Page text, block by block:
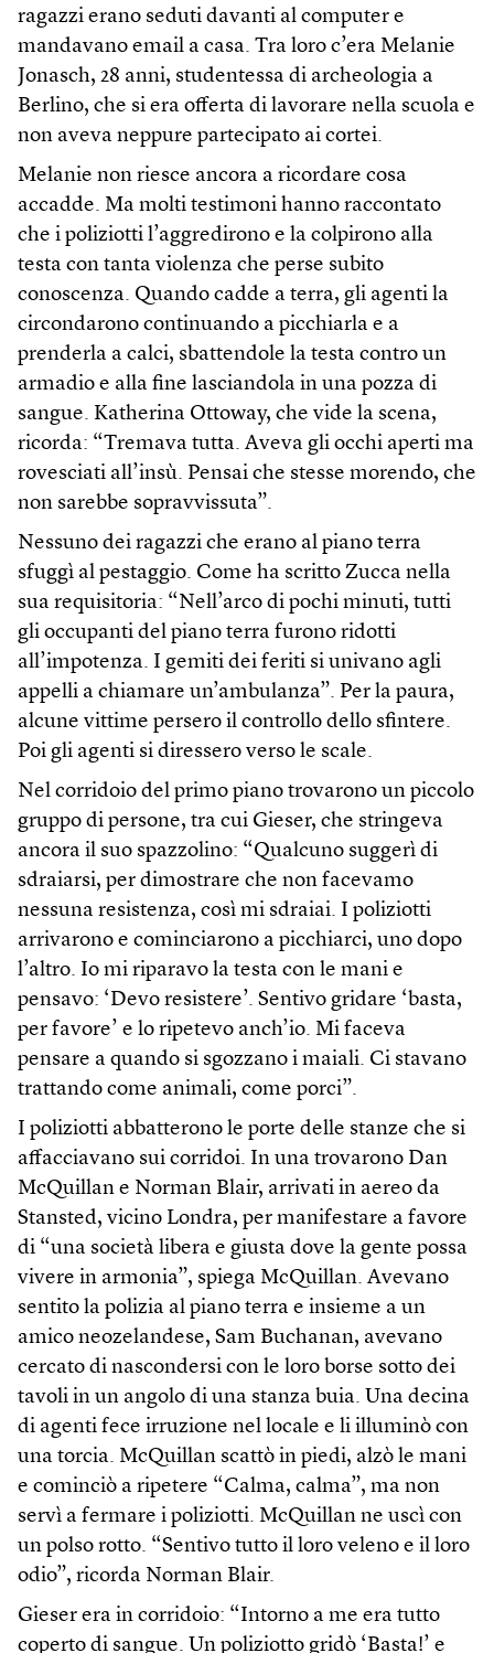
ragazzi erano seduti davanti al computer e
mandavano email a casa. Tra loro c’era Melanie
Jonasch, 28 anni, studentessa di archeologia a
Berlino, che si era offerta di lavorare nella scuola e
non aveva neppure partecipato ai cortei.
Melanie non riesce ancora a ricordare cosa
accadde. Ma molti testimoni hanno raccontato
che i poliziotti l’aggredirono e la colpirono alla
testa con tanta violenza che perse subito
conoscenza. Quando cadde a terra, gli agenti la
circondarono continuando a picchiarla e a
prenderla a calci, sbattendole la testa contro un
armadio e alla fine lasciandola in una pozza di
sangue. Katherina Ottoway, che vide la scena,
ricorda: “Tremava tutta. Aveva gli occhi aperti ma
rovesciati all’insù. Pensai che stesse morendo, che
non sarebbe sopravvissuta”.
Nessuno dei ragazzi che erano al piano terra
sfuggì al pestaggio. Come ha scritto Zucca nella
sua requisitoria: “Nell’arco di pochi minuti, tutti
gli occupanti del piano terra furono ridotti
all’impotenza. I gemiti dei feriti si univano agli
appelli a chiamare un’ambulanza”. Per la paura,
alcune vittime persero il controllo dello sfintere.
Poi gli agenti si diressero verso le scale.
Nel corridoio del primo piano trovarono un piccolo
gruppo di persone, tra cui Gieser, che stringeva
ancora il suo spazzolino: “Qualcuno suggerì di
sdraiarsi, per dimostrare che non facevamo
nessuna resistenza, così mi sdraiai. I poliziotti
arrivarono e cominciarono a picchiarci, uno dopo
l’altro. Io mi riparavo la testa con le mani e
pensavo: ‘Devo resistere’. Sentivo gridare ‘basta,
per favore’ e lo ripetevo anch’io. Mi faceva
pensare a quando si sgozzano i maiali. Ci stavano
trattando come animali, come porci”.
I poliziotti abbatterono le porte delle stanze che si
affacciavano sui corridoi. In una trovarono Dan
McQuillan e Norman Blair, arrivati in aereo da
Stansted, vicino Londra, per manifestare a favore
di “una società libera e giusta dove la gente possa
vivere in armonia”, spiega McQuillan. Avevano
sentito la polizia al piano terra e insieme a un
amico neozelandese, Sam Buchanan, avevano
cercato di nascondersi con le loro borse sotto dei
tavoli in un angolo di una stanza buia. Una decina
di agenti fece irruzione nel locale e li illuminò con
una torcia. McQuillan scattò in piedi, alzò le mani
e cominciò a ripetere “Calma, calma”, ma non
servì a fermare i poliziotti. McQuillan ne uscì con
un polso rotto. “Sentivo tutto il loro veleno e il loro
odio”, ricorda Norman Blair.
Gieser era in corridoio: “Intorno a me era tutto
coperto di sangue. Un poliziotto gridò ‘Basta!’ e